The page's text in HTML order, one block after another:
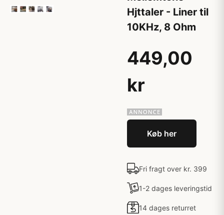
Hjttaler - Liner til
10KHz, 8 Ohm
449,00
kr
Køb her
Fri fragt over kr. 399
1-2 dages leveringstid
14 dages returret